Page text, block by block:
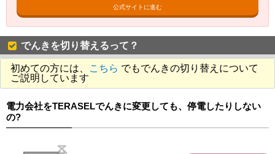
公式サイトに進む
でんきを切り替えるって？
初めての方には、 こちら でもでんきの切り替えについて
ご説明しています
電力会社をTERASELでんきに変更しても、停電したりしない
の?